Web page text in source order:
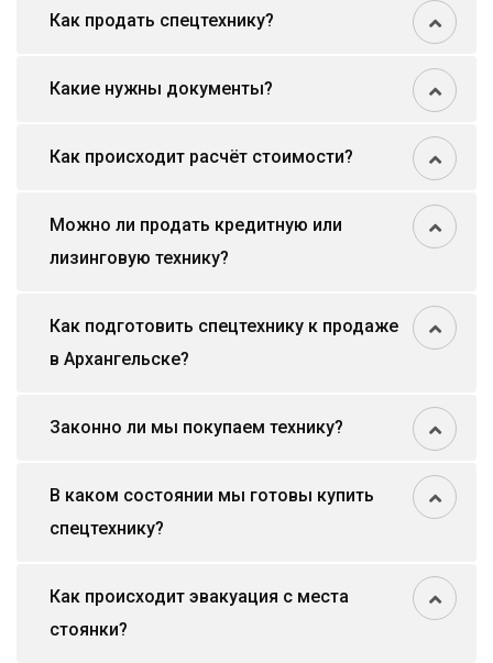
Как продать спецтехнику?
Какие нужны документы?
Как происходит расчёт стоимости?
Можно ли продать кредитную или
лизинговую технику?
Как подготовить спецтехнику к продаже
в Архангельске?
Законно ли мы покупаем технику?
В каком состоянии мы готовы купить
спецтехнику?
Как происходит эвакуация с места
стоянки?